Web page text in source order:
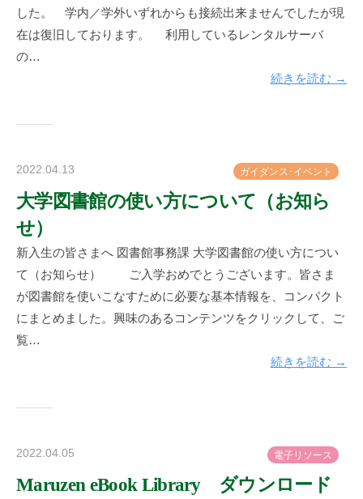
館
した。 学内／学外いずれからも接続出来ませんでしたが現
在は復旧しております。 利用しているレンタルサーバ
の…
続きを読む →
ガイ ダン ス ･ イベン ト
2022.04.13
y
神
坂
館
大学図書館の使い方について（お知ら
せ）
新入生の皆さまへ 図書館事務課 大学図書館の使い方につい
て（お知らせ） ご入学おめでとうございます。皆さま
が図書館を使いこなすために必要な基本情報を、コンパクト
にまとめました。興味のあるコンテンツをクリックして、ご
覧…
続きを読む →
電子 リ ソ ース
2022.04.05
神
Maruzen eBook Library ダウンロード